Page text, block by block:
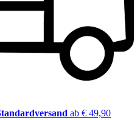
ab € 49,90